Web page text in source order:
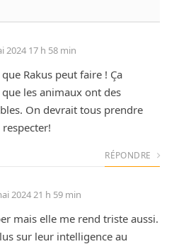
2024 17 h 58 min
que Rakus peut faire ! Ça
les animaux ont des
On devrait tous prendre
RÉPONDRE
2024 21 h 59 min
mais elle me rend triste aussi.
sur leur intelligence au